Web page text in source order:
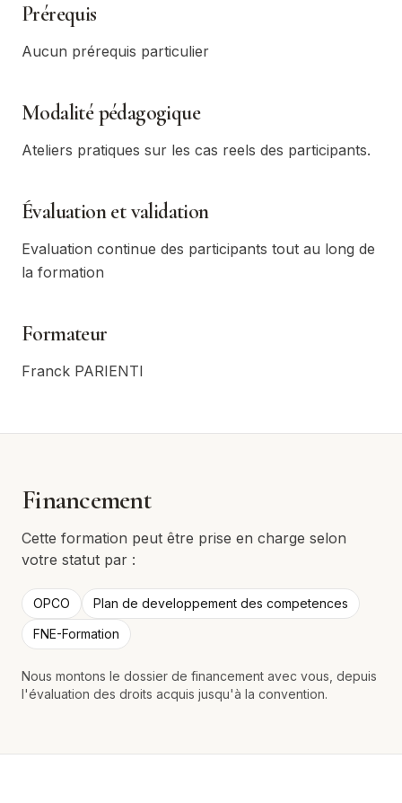
Prérequis
Aucun prérequis particulier
Modalité pédagogique
Ateliers pratiques sur les cas reels des participants.
Évaluation et validation
Evaluation continue des participants tout au long de
la formation
Formateur
Franck PARIENTI
Financement
Cette formation peut être prise en charge selon
votre statut par :
OPCO
Plan de developpement des competences
FNE-Formation
Nous montons le dossier de financement avec vous, depuis
l'évaluation des droits acquis jusqu'à la convention.